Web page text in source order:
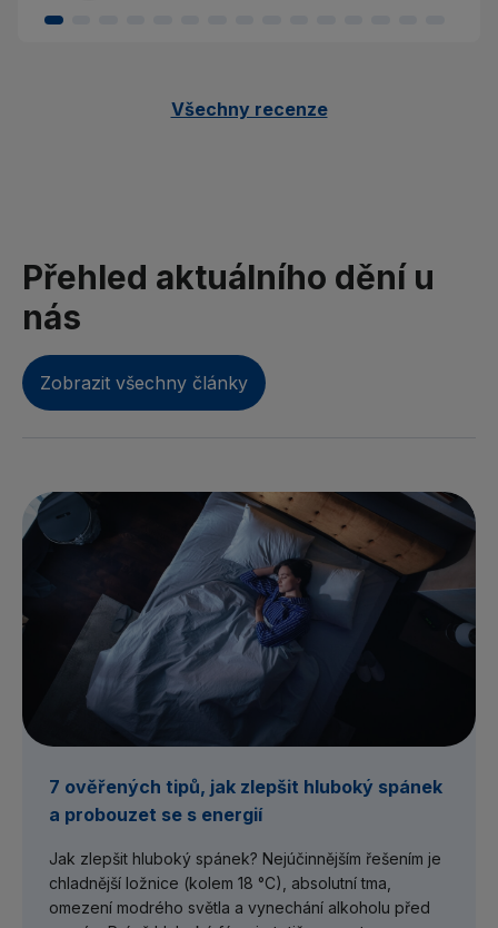
Všechny recenze
Přehled aktuálního dění u
nás
Zobrazit všechny články
7 ověřených tipů, jak zlepšit hluboký spánek
a probouzet se s energií
Jak zlepšit hluboký spánek? Nejúčinnějším řešením je
chladnější ložnice (kolem 18 °C), absolutní tma,
omezení modrého světla a vynechání alkoholu před